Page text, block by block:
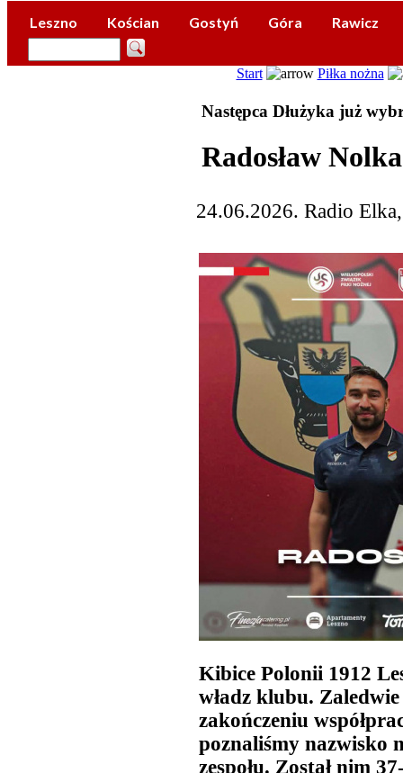
Leszno Kościan Gostyń Góra Rawicz
Start Piłka nożna
Następca Dłużyka już
Radosław
24.06.2026. Radio
Kibice Polonii 1912
władz klubu.
zakończeniu
poznaliśmy nazwisko
zespołu. Został nim